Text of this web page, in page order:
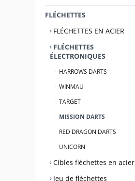
FLÉCHETTES
FLÉCHETTES EN ACIER
FLÉCHETTES
ÉLECTRONIQUES
HARROWS DARTS
WINMAU
TARGET
MISSION DARTS
RED DRAGON DARTS
UNICORN
Cibles fléchettes en acier
Jeu de fléchettes